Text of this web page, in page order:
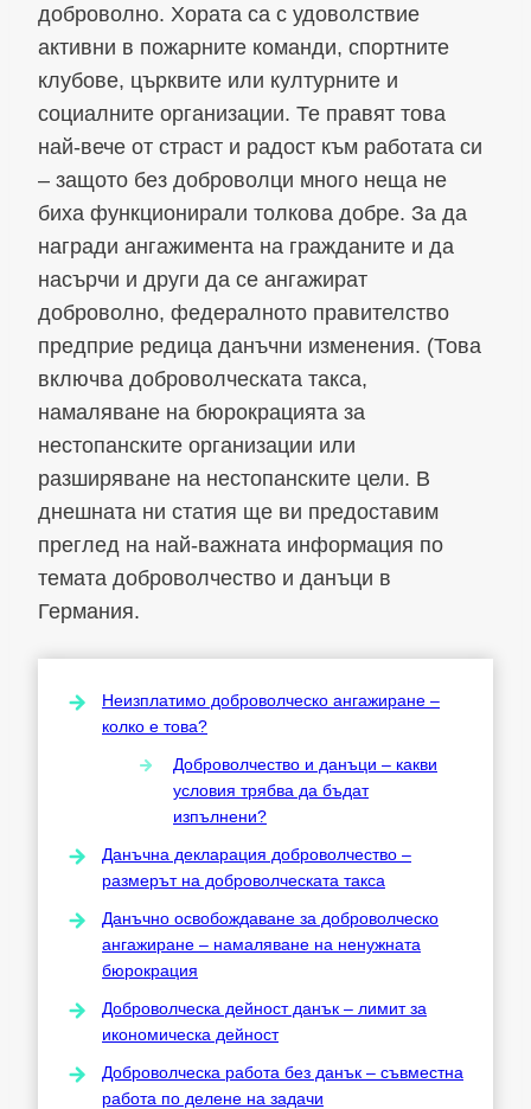
доброволно. Хората са с удоволствие
активни в пожарните команди, спортните
клубове, църквите или културните и
социалните организации. Те правят това
най-вече от страст и радост към работата си
– защото без доброволци много неща не
биха функционирали толкова добре. За да
награди ангажимента на гражданите и да
насърчи и други да се ангажират
доброволно, федералното правителство
предприе редица данъчни изменения. (Това
включва доброволческата такса,
намаляване на бюрокрацията за
нестопанските организации или
разширяване на нестопанските цели. В
днешната ни статия ще ви предоставим
преглед на най-важната информация по
темата доброволчество и данъци в
Германия.
Неизплатимо доброволческо ангажиране –
колко е това?
Доброволчество и данъци – какви
условия трябва да бъдат
изпълнени?
Данъчна декларация доброволчество –
размерът на доброволческата такса
Данъчно освобождаване за доброволческо
ангажиране – намаляване на ненужната
бюрокрация
Доброволческа дейност данък – лимит за
икономическа дейност
Доброволческа работа без данък – съвместна
работа по делене на задачи